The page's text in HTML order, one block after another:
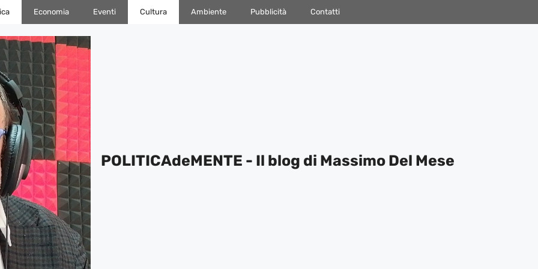
Economia Eventi Cultura Ambiente Pubblicità Contatti
POLITICAdeMENTE - Il blog di Massimo Del Mese